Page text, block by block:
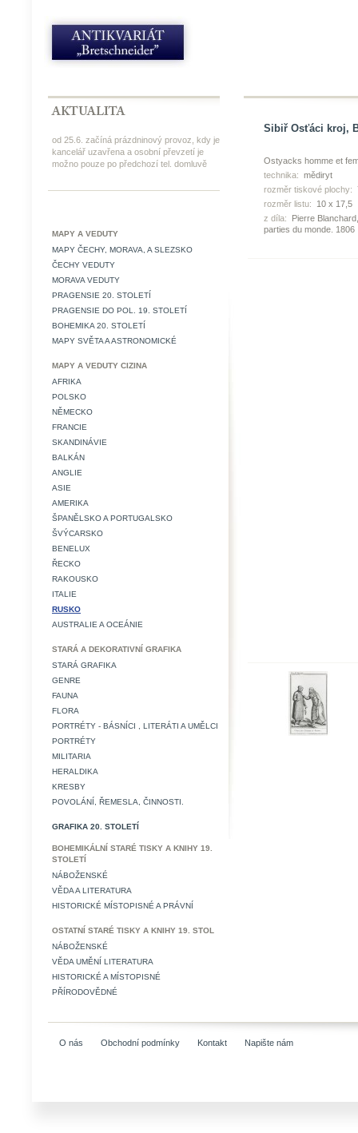
od 25.6. začíná prázdninový provoz, kdy je
kancelář uzavřena a osobní převzetí je
možno pouze po předchozí tel. domluvě
MAPY A VEDUTY
MAPY ČECHY, MORAVA, A SLEZSKO
ČECHY VEDUTY
MORAVA VEDUTY
PRAGENSIE 20. STOLETÍ
PRAGENSIE DO POL. 19. STOLETÍ
BOHEMIKA 20. STOLETÍ
MAPY SVĚTA A ASTRONOMICKÉ
MAPY A VEDUTY CIZINA
AFRIKA
POLSKO
NĚMECKO
FRANCIE
SKANDINÁVIE
BALKÁN
ANGLIE
ASIE
AMERIKA
ŠPANĚLSKO A PORTUGALSKO
ŠVÝCARSKO
BENELUX
ŘECKO
RAKOUSKO
ITALIE
RUSKO
AUSTRALIE A OCEÁNIE
STARÁ A DEKORATIVNÍ GRAFIKA
STARÁ GRAFIKA
GENRE
FAUNA
FLORA
PORTRÉTY - BÁSNÍCI , LITERÁTI A UMĚLCI
PORTRÉTY
MILITARIA
HERALDIKA
KRESBY
POVOLÁNÍ, ŘEMESLA, ČINNOSTI.
GRAFIKA 20. STOLETÍ
BOHEMIKÁLNÍ STARÉ TISKY A KNIHY 19.
STOLETÍ
NÁBOŽENSKÉ
VĚDA A LITERATURA
HISTORICKÉ MÍSTOPISNÉ A PRÁVNÍ
OSTATNÍ STARÉ TISKY A KNIHY 19. STOL
NÁBOŽENSKÉ
VĚDA UMĚNÍ LITERATURA
HISTORICKÉ A MÍSTOPISNÉ
PŘÍRODOVĚDNÉ
Sibiř Osťáci kroj,
Ostyacks homme et
technika: mědiryt
rozměr tiskové plochy:
rozměr listu:
10 x 17,5
z díla:
Pierre
parties du monde. 1806
O nás Obchodní podmínky Kontakt Napište nám